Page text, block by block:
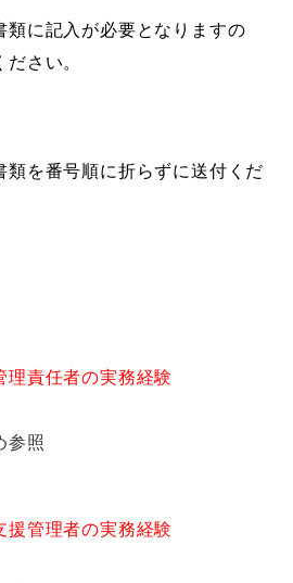
に記入が必要となりますの
さい。
類を番号順に折らずに送付くだ
理責任者の実務経験
参照
援管理者の実務経験